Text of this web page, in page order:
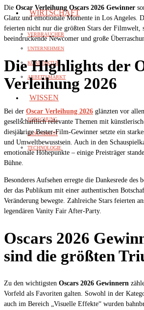
WIRTSCHAFT
VERBRAUCHER
UNTERNEHMEN
KONJUNKTUR
ARBEITSMARKT
WISSEN
FORSCHUNG
GESUNDHEIT
TECHNOLOGIE
Die Oscar Verleihung Oscars 2026 Gewinner
Glanz und emotionale Momente in Los Angeles.
feierten nicht nur die größten Stars der Filmwelt,
beeindruckende Newcomer und große
Die Highlights der
Verleihung 2026
Bei der Oscar Verleihung 2026 glänzten vor
gesellschaftlich relevante Themen mit
diesjährige Bester-Film-Gewinner setzte ein
und Umweltbewusstsein. Auch in den
emotionale Höhepunkte – einige Preisträger
Bühne.
Besonderes Aufsehen erregte die Dankesrede des
der das Publikum mit einer authentischen
Veränderung bewegte. Zahlreiche Stars feierten
legendären Vanity Fair After-Party.
Oscars 2026
sind die größten
Zu den wichtigsten Oscars 2026 Gewinnern
Vorfeld als Favoriten galten. Sowohl in der
auch im Bereich „Visuelle Effekte“ wurden